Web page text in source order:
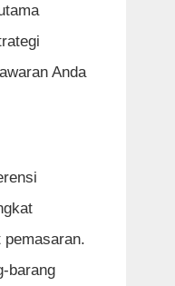
Anda
pemasaran.
barang